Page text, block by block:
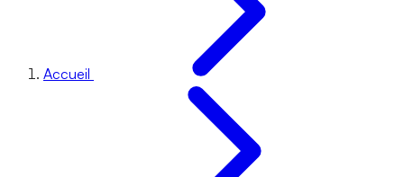
Accueil